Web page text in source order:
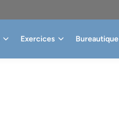
Exercices Bureautique